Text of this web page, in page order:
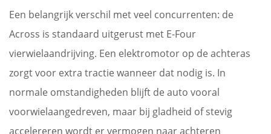
Een belangrijk verschil met veel concurrenten: de
Across is standaard uitgerust met E-Four
vierwielaandrijving. Een elektromotor op de achteras
zorgt voor extra tractie wanneer dat nodig is. In
normale omstandigheden blijft de auto vooral
voorwielaangedreven, maar bij gladheid of stevig
accelereren wordt er vermogen naar achteren